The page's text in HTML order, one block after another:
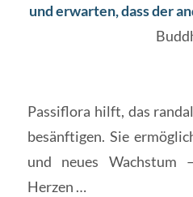
und erwarten, dass der
Passiflora hilft, das
besänftigen. Sie
und neues Wachstum
Herzen …